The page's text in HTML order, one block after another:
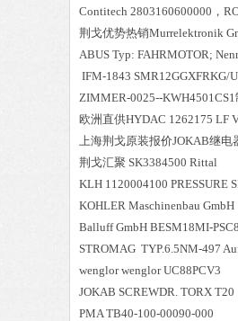
Contitech 2803160600000，
荆戈优势热销Murrelektronik
ABUS Typ: FAHRMOTOR;
IFM-1843
ZIMMER-0025--
欧洲直供HYDAC 1262175 LF
上海荆戈原装报价JOKAB继电
荆戈汇聚 SK3384500 Rittal
KLH 1120004100 PRESSURE
KOHLER Maschinenbau
Balluff GmbH BESM18MI-
STROMAG TYP.6.5NM-497
wenglor wenglor UC88PCV3
JOKAB SCREWDR. TORX T20
PMA TB40-100-00090-000